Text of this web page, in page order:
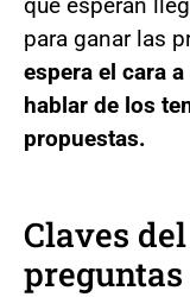
para ganar las
espera el cara
hablar de los
propuestas.
Claves
preguntas